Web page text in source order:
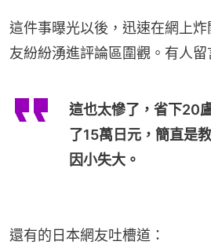
這件事曝光以後，迅速在網上
友紛紛湧進評論區圍觀。有人留
這也太慘了，省下20
了15萬日元，簡直是
因小失大。
還有的日本網友吐槽道：